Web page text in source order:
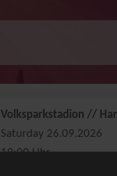
Volksparkstadion //
Saturday 26.09.2026
19:00 Uhr